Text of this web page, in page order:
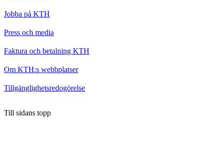
Jobba på KTH
Press och media
Faktura och betalning KTH
Om KTH:s webbplatser
Tillgänglighetsredogörelse
Till sidans topp